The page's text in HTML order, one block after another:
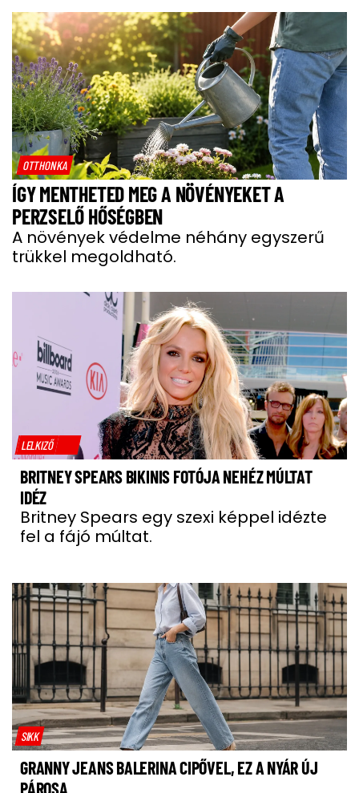
OTTHONKA
ÍGY MENTHETED MEG A NÖVÉNYEKET A
PERZSELŐ HŐSÉGBEN
A növények védelme néhány egyszerű
trükkel megoldható.
LELKIZŐ
BRITNEY SPEARS BIKINIS FOTÓJA NEHÉZ MÚLTAT
IDÉZ
Britney Spears egy szexi képpel idézte
fel a fájó múltat.
SIKK
GRANNY JEANS BALERINA CIPŐVEL, EZ A NYÁR ÚJ
PÁROSA